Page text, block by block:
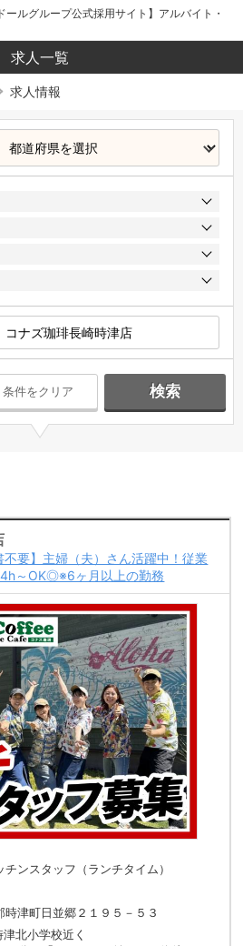
ールグループ公式採用サイト】アルバイト・
求人一覧
求人情報
条件をクリア 検索
要】主婦（夫）さん活躍中！従業
～OK◎※6ヶ月以上の勤務
ンスタッフ（ランチタイム）
時津町日並郷２１９５－５３
北小学校近く